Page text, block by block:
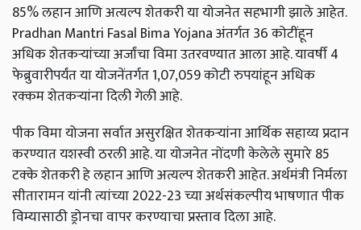
85% लहान आणि अत्यल्प शेतकरी या योजनेत सहभागी झाले आहेत.
Pradhan Mantri Fasal Bima Yojana अंतर्गत 36 कोटींहून
अधिक शेतकऱ्यांच्या अर्जांचा विमा उतरवण्यात आला आहे. यावर्षी 4
फेब्रुवारीपर्यंत या योजनेंतर्गत 1,07,059 कोटी रुपयांहून अधिक
रक्कम शेतकऱ्यांना दिली गेली आहे.
पीक विमा योजना सर्वात असुरक्षित शेतकर्‍यांना आर्थिक सहाय्य प्रदान
करण्यात यशस्वी ठरली आहे. या योजनेत नोंदणी केलेले सुमारे 85
टक्के शेतकरी हे लहान आणि अत्यल्प शेतकरी आहेत. अर्थमंत्री निर्मला
सीतारामन यांनी त्यांच्या 2022-23 च्या अर्थसंकल्पीय भाषणात पीक
विम्यासाठी ड्रोनचा वापर करण्याचा प्रस्ताव दिला आहे.